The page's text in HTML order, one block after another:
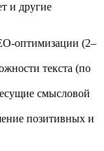
и другие
оптимизации (2–
текста (по
смысловой
позитивных и